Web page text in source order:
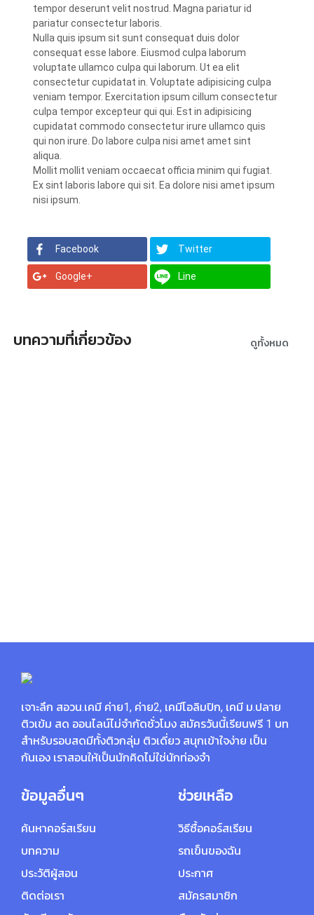
tempor deserunt velit nostrud. Magna pariatur id
pariatur consectetur laboris.
Nulla quis ipsum sit sunt consequat duis dolor
consequat esse labore. Eiusmod culpa laborum
voluptate ullamco culpa qui laborum. Ut ea elit
consectetur cupidatat in. Voluptate adipisicing culpa
veniam tempor. Exercitation ipsum cillum consectetur
culpa tempor excepteur qui qui. Est in adipisicing
cupidatat commodo consectetur irure ullamco quis
qui non irure. Do labore culpa nisi amet amet sint
aliqua.
Mollit mollit veniam occaecat officia minim qui fugiat.
Ex sint laboris labore qui sit. Ea dolore nisi amet ipsum
nisi ipsum.
Facebook Twitter
Google+ Line
บทความที่เกี่ยวข้อง ดูทั้งหมด
เจาะลึก สอวน.เคมี ค่าย1, ค่าย2, เคมีโอลิมปิก, เคมี ม.ปลาย
ติวเข้ม สด ออนไลน์ไม่จำกัดชั่วโมง สมัครวันนี้เรียนฟรี 1 บท
สำหรับรอบสดมีทั้งติวกลุ่ม ติวเดี่ยว สนุกเข้าใจง่าย เป็น
กันเอง เราสอนให้เป็นนักคิดไม่ใช่นักท่องจำ
ข้อมูลอื่นๆ
ค้นหาคอร์สเรียน
บทความ
ประวัติผู้สอน
ติดต่อเรา
ช่วยเหลือ
วิธีซื้อคอร์สเรียน
รถเข็นของฉัน
ประกาศ
สมัครสมาชิก